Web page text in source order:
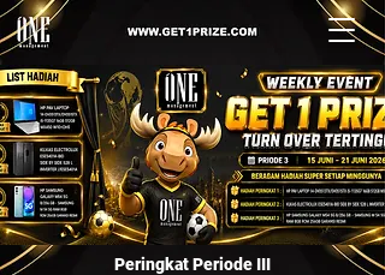
Peringkat Periode III